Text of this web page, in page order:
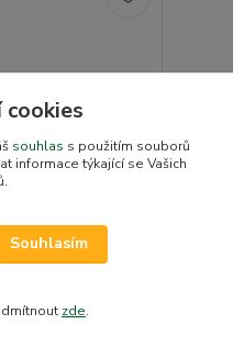
poporodní kalhotky
cookies
souhlas s použitím souborů
informace týkající se Vašich
Souhlasím
zde.